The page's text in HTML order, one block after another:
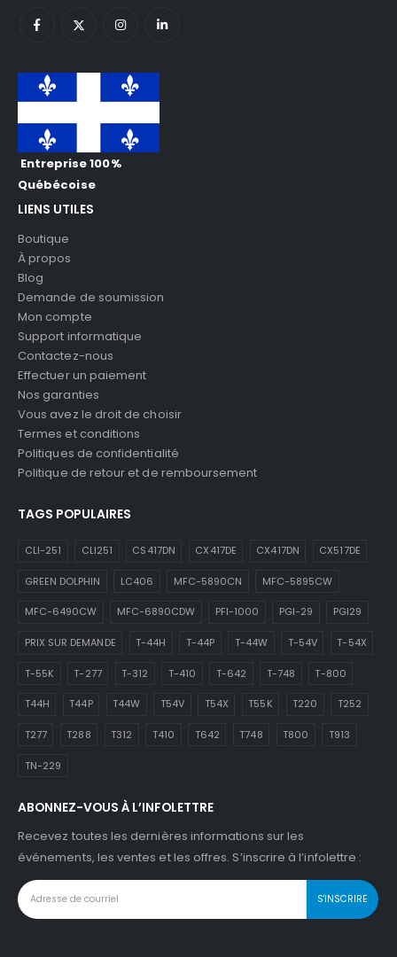
Entreprise 100%
Québécoise
LIENS UTILES
Boutique
À propos
Blog
Demande de soumission
Mon compte
Support informatique
Contactez-nous
Effectuer un paiement
Nos garanties
Vous avez le droit de choisir
Termes et conditions
Politiques de confidentialité
Politique de retour et de remboursement
TAGS POPULAIRES
CLI-251 CLI251 CS417DN CX417DE CX417DN CX517DE
GREEN DOLPHIN LC406 MFC-5890CN MFC-5895CW
MFC-6490CW MFC-6890CDW PFI-1000 PGI-29 PGI29
PRIX SUR DEMANDE T-44H T-44P T-44W T-54V T-54X
T-55K T-277 T-312 T-410 T-642 T-748 T-800
T44H T44P T44W T54V T54X T55K T220 T252
T277 T288 T312 T410 T642 T748 T800 T913
TN-229
ABONNEZ-VOUS À L’INFOLETTRE
Recevez toutes les dernières informations sur les
événements, les ventes et les offres. S’inscrire à l’infolettre :